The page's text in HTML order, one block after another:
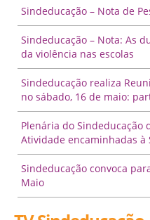
Sindeducação – Nota de
Sindeducação – Nota: As
da violência nas escolas
Sindeducação realiza
no sábado, 16 de maio:
Plenária do Sindeducação
Atividade encaminhadas à
Sindeducação convoca
Maio